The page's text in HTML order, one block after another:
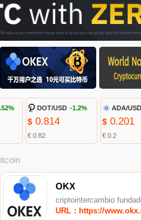
DOT/USD -1.2%
$0.814
€ 0.82
ADA/USD
$0.201
€ 0.2
OKX
criptointercambio
URL：https://